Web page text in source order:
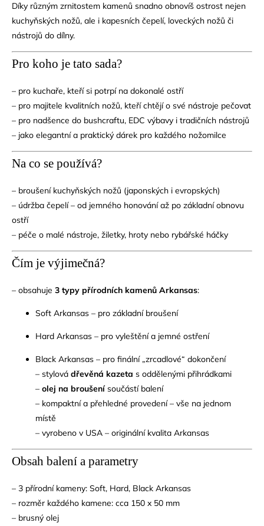
Díky různým zrnitostem kamenů snadno obnovíš ostrost nejen
kuchyňských nožů, ale i kapesních čepelí, loveckých nožů či
nástrojů do dílny.
Pro koho je tato sada?
– pro kuchaře, kteří si potrpí na dokonalé ostří
– pro majitele kvalitních nožů, kteří chtějí o své nástroje pečovat
– pro nadšence do bushcraftu, EDC výbavy i tradičních nástrojů
– jako elegantní a praktický dárek pro každého nožomilce
Na co se používá?
– broušení kuchyňských nožů (japonských i evropských)
– údržba čepelí – od jemného honování až po základní obnovu
ostří
– péče o malé nástroje, žiletky, hroty nebo rybářské háčky
Čím je výjimečná?
– obsahuje 3 typy přírodních kamenů Arkansas:
Soft Arkansas – pro základní broušení
Hard Arkansas – pro vyleštění a jemné ostření
Black Arkansas – pro finální „zrcadlové“ dokončení
– stylová dřevěná kazeta s oddělenými přihrádkami
– olej na broušenísoučástí balení
– kompaktní a přehledné provedení – vše na jednom
místě
– vyrobeno v USA – originální kvalita Arkansas
Obsah balení a parametry
– 3 přírodní kameny: Soft, Hard, Black Arkansas
– rozměr každého kamene: cca 150 x 50 mm
– brusný olej